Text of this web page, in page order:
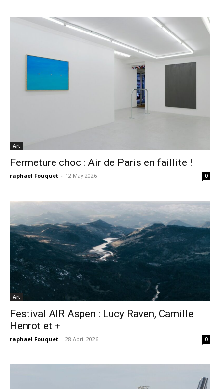
Art
Fermeture choc : Air de Paris en faillite !
raphael Fouquet - 12 May 2026 0
Art
Festival AIR Aspen : Lucy Raven, Camille
Henrot et +
raphael Fouquet - 28 April 2026 0